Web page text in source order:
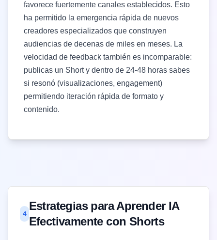
favorece fuertemente canales establecidos. Esto
ha permitido la emergencia rápida de nuevos
creadores especializados que construyen
audiencias de decenas de miles en meses. La
velocidad de feedback también es incomparable:
publicas un Short y dentro de 24-48 horas sabes
si resonó (visualizaciones, engagement)
permitiendo iteración rápida de formato y
contenido.
4
Estrategias para Aprender IA
Efectivamente con Shorts